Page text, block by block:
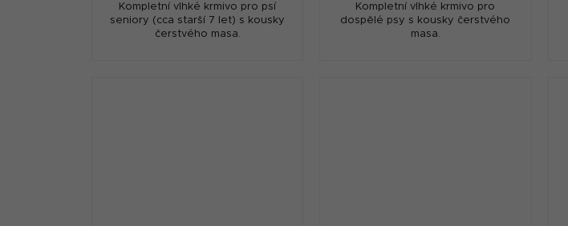
Kompletní vlhké krmivo pro psí
seniory (cca starší 7 let) s kousky
čerstvého masa.
Kompletní vlhké krmivo pro
dospělé psy s kousky čerstvého
masa.